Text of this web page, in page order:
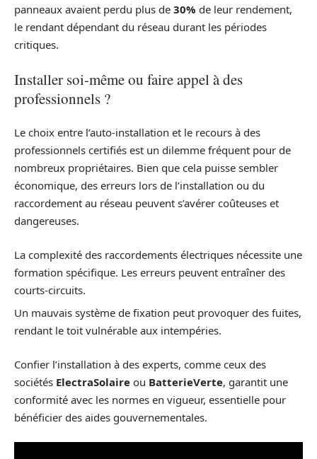
panneaux avaient perdu plus de 30% de leur rendement,
le rendant dépendant du réseau durant les périodes
critiques.
Installer soi-même ou faire appel à des
professionnels ?
Le choix entre l’auto-installation et le recours à des
professionnels certifiés est un dilemme fréquent pour de
nombreux propriétaires. Bien que cela puisse sembler
économique, des erreurs lors de l’installation ou du
raccordement au réseau peuvent s’avérer coûteuses et
dangereuses.
La complexité des raccordements électriques nécessite une
formation spécifique. Les erreurs peuvent entraîner des
courts-circuits.
Un mauvais système de fixation peut provoquer des fuites,
rendant le toit vulnérable aux intempéries.
Confier l’installation à des experts, comme ceux des
sociétés ElectraSolaire ou BatterieVerte, garantit une
conformité avec les normes en vigueur, essentielle pour
bénéficier des aides gouvernementales.